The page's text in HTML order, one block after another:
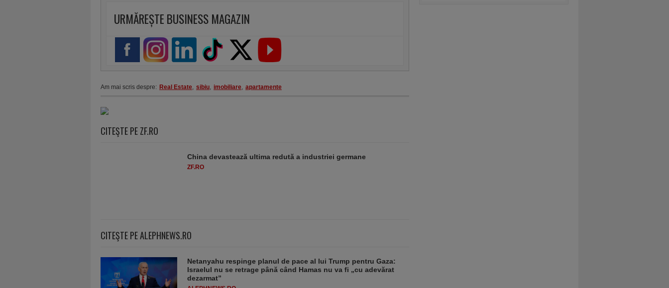
URMĂREȘTE BUSINESS MAGAZIN
Am mai scris despre: Real Estate, sibiu, imobiliare, apartamente
CITEŞTE PE ZF.RO
China devastează ultima redută a industriei germane
ZF.RO
CITEŞTE PE ALEPHNEWS.RO
Netanyahu respinge planul de pace al lui Trump pentru Gaza:
Israelul nu se retrage până când Hamas nu va fi „cu adevărat
dezarmat”